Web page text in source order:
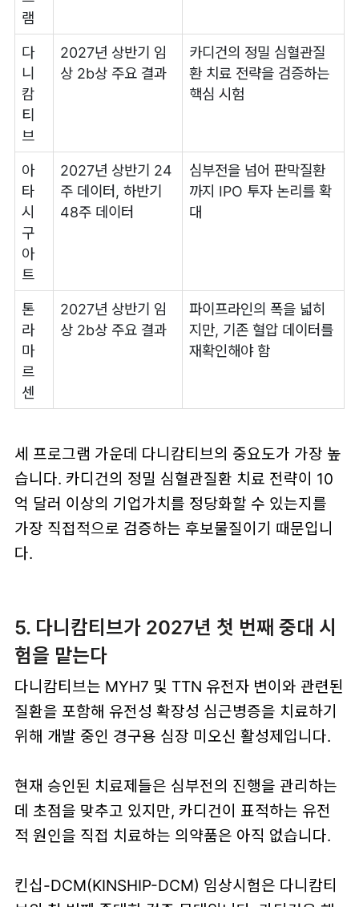
램
다
니
캄
티
브
2027년 상반기 임
상 2b상 주요 결과
카디건의 정밀 심혈관질
환 치료 전략을 검증하는
핵심 시험
아
타
시
구
아
트
2027년 상반기 24
주 데이터, 하반기
48주 데이터
심부전을 넘어 판막질환
까지 IPO 투자 논리를 확
대
톤
라
마
르
센
2027년 상반기 임
상 2b상 주요 결과
파이프라인의 폭을 넓히
지만, 기존 혈압 데이터를
재확인해야 함
세 프로그램 가운데 다니캄티브의 중요도가 가장 높
습니다. 카디건의 정밀 심혈관질환 치료 전략이 10
억 달러 이상의 기업가치를 정당화할 수 있는지를
가장 직접적으로 검증하는 후보물질이기 때문입니
다.
5. 다니캄티브가 2027년 첫 번째 중대 시
험을 맡는다
다니캄티브는 MYH7 및 TTN 유전자 변이와 관련된
질환을 포함해 유전성 확장성 심근병증을 치료하기
위해 개발 중인 경구용 심장 미오신 활성제입니다.
현재 승인된 치료제들은 심부전의 진행을 관리하는
데 초점을 맞추고 있지만, 카디건이 표적하는 유전
적 원인을 직접 치료하는 의약품은 아직 없습니다.
킨십-DCM(KINSHIP-DCM) 임상시험은 다니캄티